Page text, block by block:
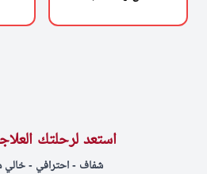
استعد لرحلتك
شفاف - احترافي - خالي